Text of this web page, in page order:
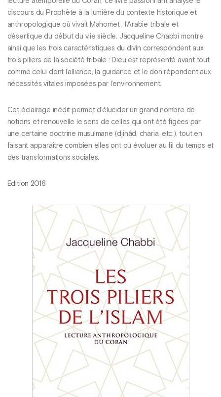
discours du Prophète à la lumière du contexte historique et
anthropologique où vivait Mahomet : l’Arabie tribale et
désertique du début du viie siècle. Jacqueline Chabbi montre
ainsi que les trois caractéristiques du divin correspondent aux
trois piliers de la société tribale : Dieu est représenté avant tout
comme celui dont l’alliance, la guidance et le don répondent aux
nécessités vitales imposées par l’environnement.
Cet éclairage inédit permet d’élucider un grand nombre de
notions et renouvelle le sens de celles qui ont été figées par
une certaine doctrine musulmane (djihâd, charia, etc.), tout en
faisant apparaître combien elles ont pu évoluer au fil du temps et
des transformations sociales.
Edition 2016